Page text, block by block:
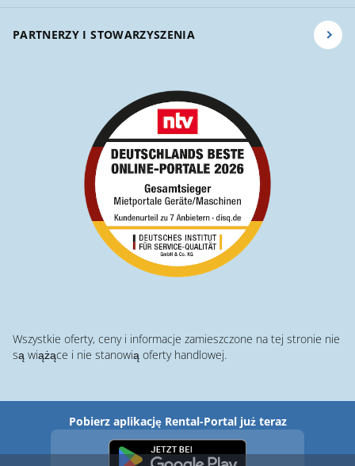
PARTNERZY I STOWARZYSZENIA
Wszystkie oferty, ceny i informacje zamieszczone na tej stronie nie
są wiążące i nie stanowią oferty handlowej.
Pobierz aplikację Rental-Portal już teraz